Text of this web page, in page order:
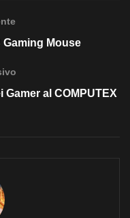
Gaming Mouse
al COMPUTEX